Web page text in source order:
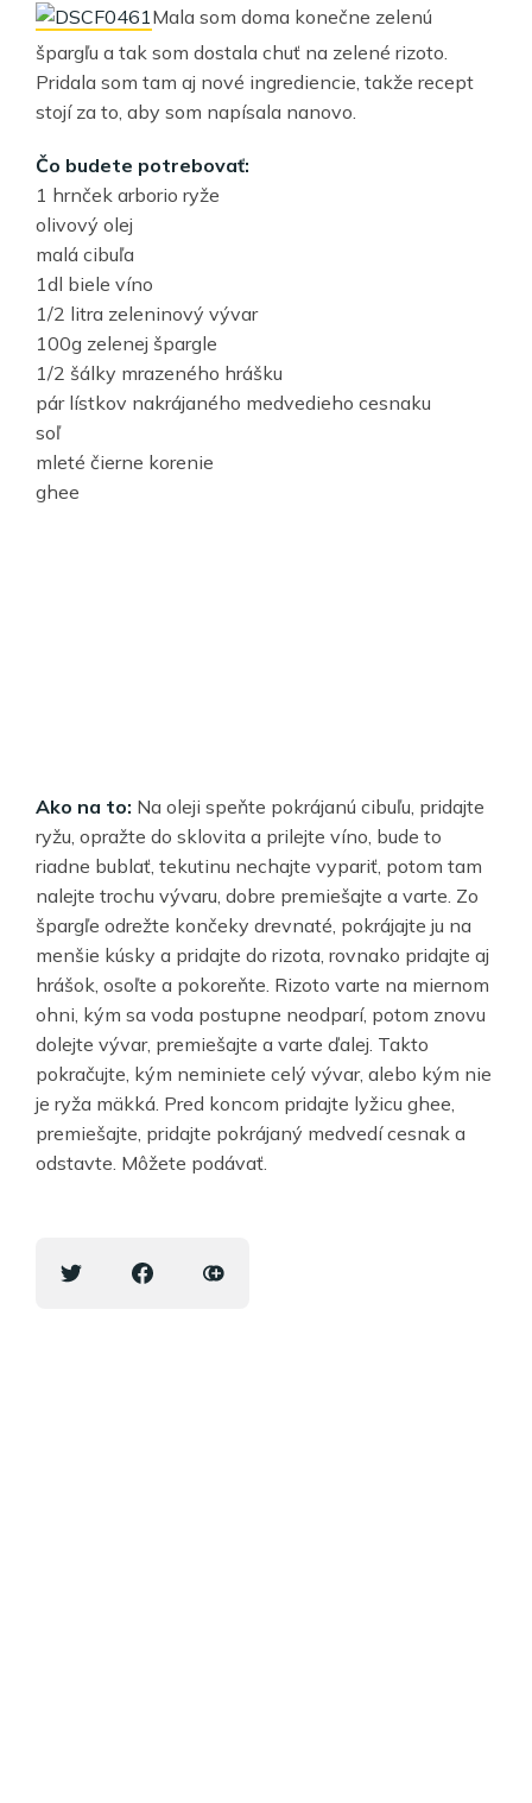
Mala som doma konečne zelenú
špargľu a tak som dostala chuť na zelené rizoto.
Pridala som tam aj nové ingrediencie, takže recept
stojí za to, aby som napísala nanovo.
Čo budete potrebovať:
1 hrnček arborio ryže
olivový olej
malá cibuľa
1dl biele víno
1/2 litra zeleninový vývar
100g zelenej špargle
1/2 šálky mrazeného hrášku
pár lístkov nakrájaného medvedieho cesnaku
soľ
mleté čierne korenie
ghee
Ako na to: Na oleji speňte pokrájanú cibuľu, pridajte
ryžu, opražte do sklovita a prilejte víno, bude to
riadne bublať, tekutinu nechajte vypariť, potom tam
nalejte trochu vývaru, dobre premiešajte a varte. Zo
špargľe odrežte končeky drevnaté, pokrájajte ju na
menšie kúsky a pridajte do rizota, rovnako pridajte aj
hrášok, osoľte a pokoreňte. Rizoto varte na miernom
ohni, kým sa voda postupne neodparí, potom znovu
dolejte vývar, premiešajte a varte ďalej. Takto
pokračujte, kým neminiete celý vývar, alebo kým nie
je ryža mäkká. Pred koncom pridajte lyžicu ghee,
premiešajte, pridajte pokrájaný medvedí cesnak a
odstavte. Môžete podávať.